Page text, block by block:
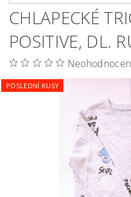
CHLAPECKÉ
POSITIVE, DL.
POSLEDNÍ KUSY